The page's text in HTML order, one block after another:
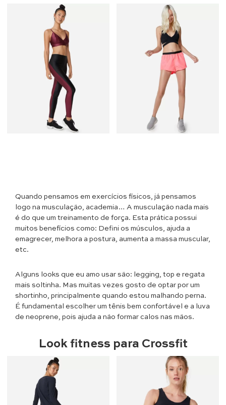
Quando pensamos em exercícios físicos, já pensamos
logo na musculação, academia… A musculação nada mais
é do que um treinamento de força. Esta prática possui
muitos benefícios como: Defini os músculos, ajuda a
emagrecer, melhora a postura, aumenta a massa muscular,
etc.
Alguns looks que eu amo usar são: legging, top e regata
mais soltinha. Mas muitas vezes gosto de optar por um
shortinho, principalmente quando estou malhando perna.
É fundamental escolher um tênis bem confortável e a luva
de neoprene, pois ajuda a não formar calos nas mãos.
Look fitness para Crossfit